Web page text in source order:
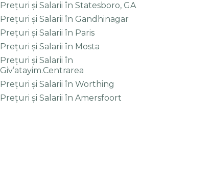
Prețuri și Salarii în Statesboro, GA
Prețuri și Salarii în Gandhinagar
Prețuri și Salarii în Paris
Prețuri și Salarii în Mosta
Prețuri și Salarii în
Giv’atayim.Centrarea
Prețuri și Salarii în Worthing
Prețuri și Salarii în Amersfoort